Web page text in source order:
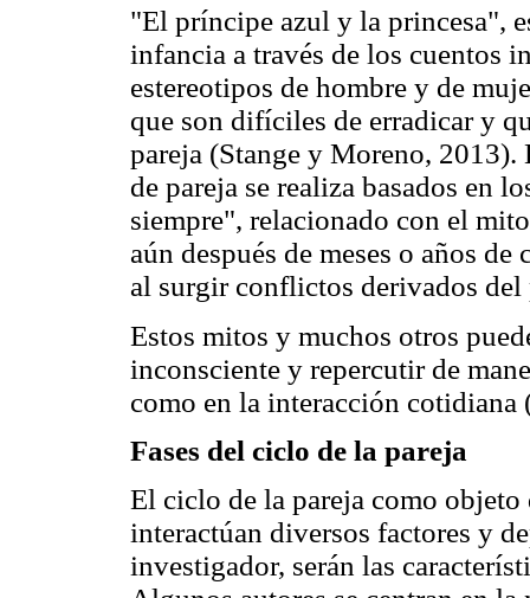
"El príncipe azul y la princesa",
infancia a través de los cuentos
estereotipos de hombre y de
que son difíciles de erradicar y
pareja (Stange y Moreno, 2013).
de pareja se realiza basados en
siempre", relacionado con el
aún después de meses o años
al surgir conflictos derivados del
Estos mitos y muchos otros
inconsciente y repercutir de
como en la interacción cotidiana
Fases del ciclo de la pareja
El ciclo de la pareja como
interactúan diversos factores y
investigador, serán las